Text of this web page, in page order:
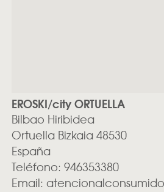
EROSKI/city ORTUELLA
Bilbao Hiribidea
Ortuella Bizkaia 48530
España
Teléfono: 946353380
Email: